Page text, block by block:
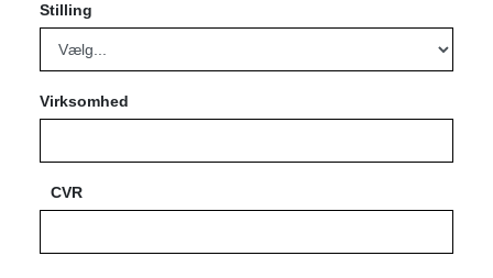
Stilling
Virksomhed
CVR